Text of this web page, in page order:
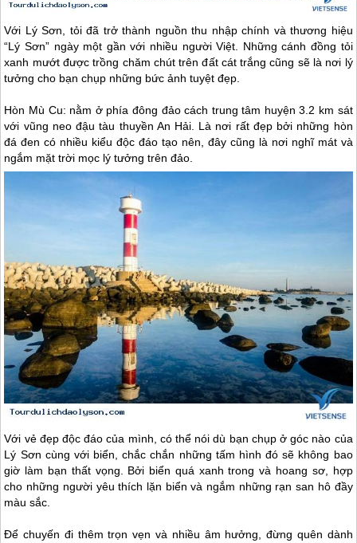
Với Lý Sơn , tỏi đã trở thành nguồn thu nhập chính và thương hiệu
“Lý Sơn” ngày một gần với nhiều người Việt. Những cánh đồng tỏi
xanh mướt được trồng chăm chút trên đất cát trắng cũng sẽ là nơi lý
tưởng cho bạn chụp những bức ảnh tuyệt đẹp.
Hòn Mù Cu: nằm ở phía đông đảo cách trung tâm huyện 3.2 km sát
với vũng neo đậu tàu thuyền An Hải. Là nơi rất đẹp bởi những hòn
đá đen có nhiều kiểu độc đáo tạo nên, đây cũng là nơi nghĩ mát và
ngắm mặt trời mọc lý tưởng trên đảo.
Với vẻ đẹp độc đáo của mình, có thể nói dù bạn chụp ở góc nào của
Lý Sơn cùng với biển, chắc chắn những tấm hình đó sẽ không bao
giờ làm bạn thất vọng. Bởi biển quá xanh trong và hoang sơ, hợp
cho những người yêu thích lặn biển và ngắm những rạn san hô đầy
màu sắc.
Để chuyến đi thêm trọn vẹn và nhiều âm hưởng, đừng quên dành